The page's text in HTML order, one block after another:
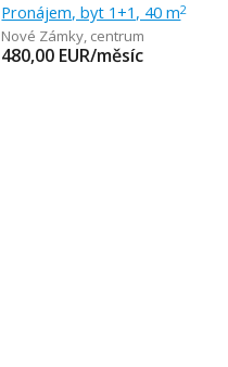
Pronájem, byt 1+1, 40 m2
Nové Zámky, centrum
480,00 EUR/měsíc